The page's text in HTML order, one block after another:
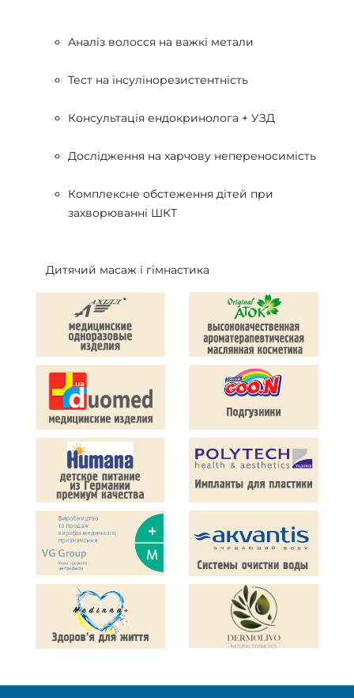
Аналіз волосся на важкі метали
Тест на інсулінорезистентність
Консультація ендокринолога + УЗД
Дослідження на харчову непереносимість
Комплексне обстеження дітей при
захворюванні ШКТ
Дитячий масаж і гімнастика